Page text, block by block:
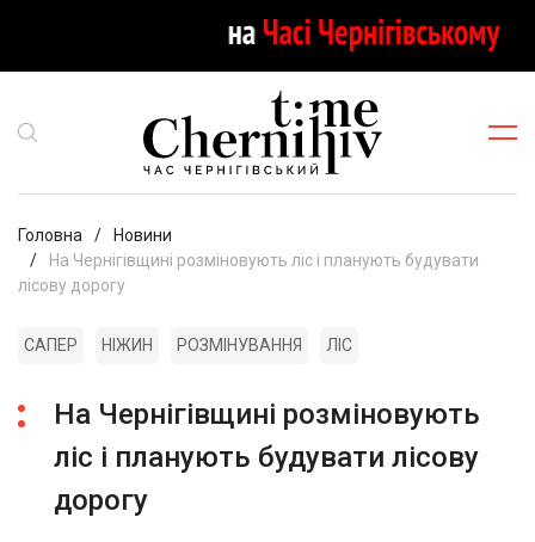
Головна
Новини
На Чернігівщині розміновують ліс і планують будувати
лісову дорогу
САПЕР НІЖИН РОЗМІНУВАННЯ ЛІС
На Чернігівщині розміновують
ліс і планують будувати лісову
дорогу